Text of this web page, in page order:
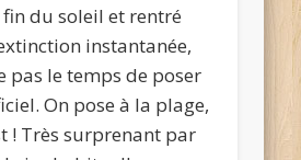
du soleil et rentré
instantanée,
pas le temps de poser
On pose à la plage,
! Très surprenant par